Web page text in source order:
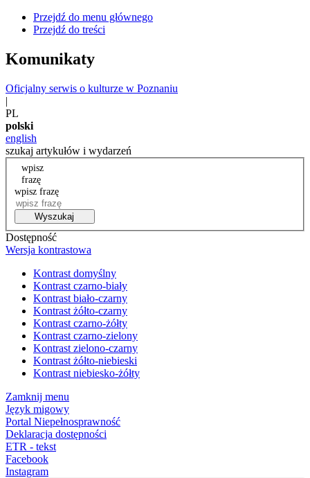
Przejdź do menu głównego
Przejdź do treści
Komunikaty
Oficjalny serwis o kulturze w Poznaniu
|
PL
polski
english
szukaj artykułów i wydarzeń
wpisz
frazę
wpisz frazę
Wyszukaj
Dostępność
Wersja kontrastowa
Kontrast domyślny
Kontrast czarno-biały
Kontrast biało-czarny
Kontrast żółto-czarny
Kontrast czarno-żółty
Kontrast czarno-zielony
Kontrast zielono-czarny
Kontrast żółto-niebieski
Kontrast niebiesko-żółty
Zamknij menu
Język migowy
Portal Niepełnosprawność
Deklaracja dostępności
ETR - tekst
Facebook
Instagram